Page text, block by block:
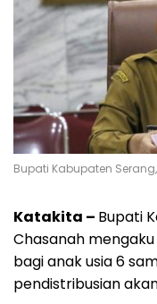
Bupati Kabupaten
Katakita – Bupati
Chasanah
bagi anak usia 6
pendistribusian